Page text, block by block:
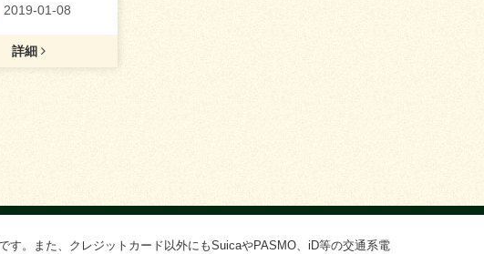
01-08
詳細
す。また、クレジットカード以外にもSuicaやPASMO、iD等の交通系電